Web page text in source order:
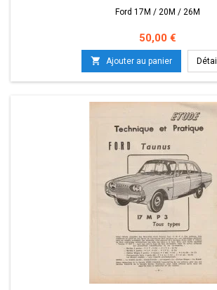
Ford 17M / 20M / 26M
Prix
50,00 €
 Ajouter au panier